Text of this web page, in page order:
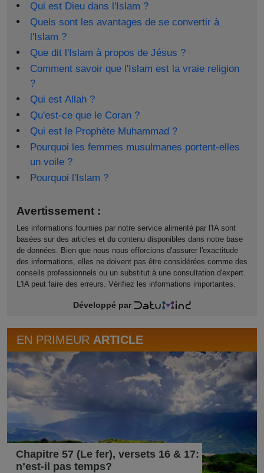
Qui est Dieu dans l'Islam ?
Quels sont les avantages de se convertir à
l'Islam ?
Que dit l'Islam à propos de Jésus ?
Comment savoir que l'Islam est la vraie religion
?
Qui est Allah ?
Qu'est-ce que le Coran ?
Qui est le Prophète Muhammad ?
Pourquoi les femmes musulmanes portent-elles
un voile ?
Pourquoi l'Islam ?
Avertissement :
Les informations fournies par notre service alimenté par l'IA sont
basées sur des articles et du contenu disponibles dans notre base
de données. Bien que nous nous efforcions d'assurer l'exactitude
des informations, elles ne doivent pas être considérées comme des
conseils professionnels ou un substitut à une consultation d'expert.
L'IA peut faire des erreurs. Vérifiez les informations importantes.
Développé par
EN PRIMEUR ARTICLE
Chapitre 57 (Le fer), versets 16 & 17:
n’est-il pas temps?